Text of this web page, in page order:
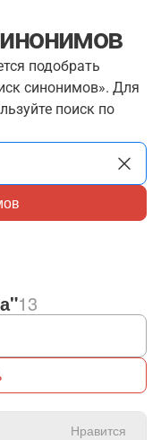
подобрать
синонимов». Для
поиск по
13
Нравится